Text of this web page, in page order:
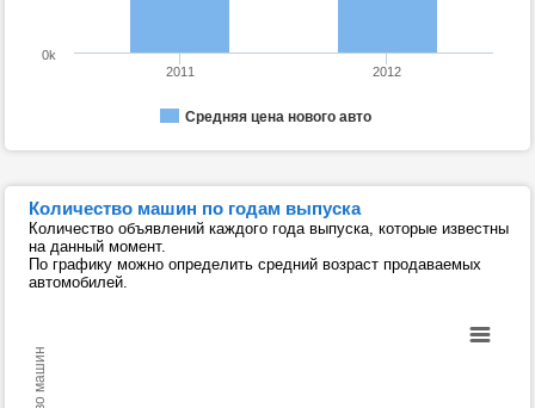
Средняя цена нового авто
2011 2012
0k
Количество машин по годам выпуска
Количество объявлений каждого года выпуска, которые известны
на данный момент.
По графику можно определить средний возраст продаваемых
автомобилей.